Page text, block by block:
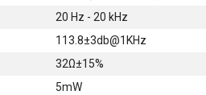
20 Hz - 20 kHz
113.8±3db@1KHz
32Ω±15%
5mW